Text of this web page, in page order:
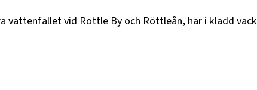
vattenfallet vid Röttle By och Röttleån, här i klädd